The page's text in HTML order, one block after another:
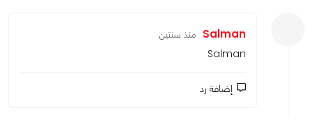
Salman منذ سنتين
Salman
إضافة رد